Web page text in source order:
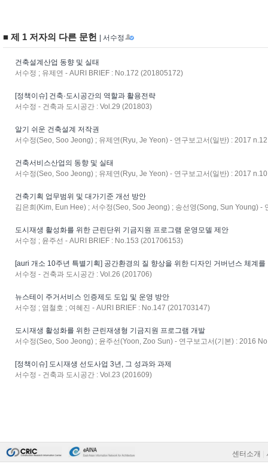
■ 제 1 저자의 다른 문헌 | 서수정
건축설계산업 동향 및 실태
서수정 ; 유제연 - AURI BRIEF : No.172 (201805172)
[정책이슈] 건축·도시공간의 역할과 활용전략
서수정 - 건축과 도시공간 : Vol.29 (201803)
알기 쉬운 건축설계 저작권
서수정(Seo, Soo Jeong) ; 유제연(Ryu, Je Yeon) - 연구보고서(일반) : 2017
건축서비스산업의 동향 및 실태
서수정(Seo, Soo Jeong) ; 유제연(Ryu, Je Yeon) - 연구보고서(일반) : 2017
건축기획 업무범위 및 대가기준 개선 방안
김은희(Kim, Eun Hee) ; 서수정(Seo, Soo Jeong) ; 송선영(Song, Sun Young) -
도시재생 활성화를 위한 근린단위 기금지원 프로그램 운영모델 제안
서수정 ; 윤주선 - AURI BRIEF : No.153 (201706153)
[auri 개소 10주년 특별기획] 공간환경의 질 향상을 위한 디자인 거버넌스 체계를
서수정 - 건축과 도시공간 : Vol.26 (201706)
뉴스테이 주거서비스 인증제도 도입 및 운영 방안
서수정 ; 염철호 ; 여혜진 - AURI BRIEF : No.147 (201703147)
도시재생 활성화를 위한 근린재생형 기금지원 프로그램 개발
서수정(Seo, Soo Jeong) ; 윤주선(Yoon, Zoo Sun) - 연구보고서(기본) : 2016
[정책이슈] 도시재생 선도사업 3년, 그 성과와 과제
서수정 - 건축과 도시공간 : Vol.23 (201609)
센터소개